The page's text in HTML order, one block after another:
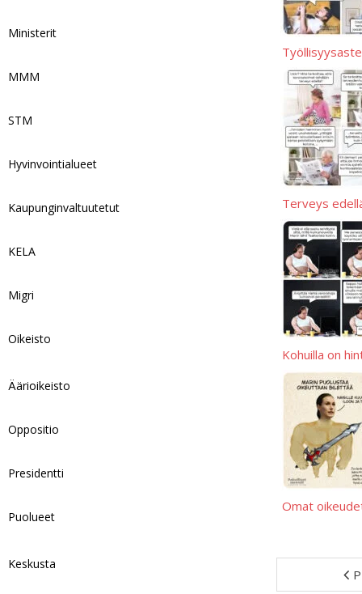
Terveys
Kohuilla on
Omat
Ministerit
MMM
STM
Hyvinvointialueet
Kaupunginvaltuutetut
KELA
Migri
Oikeisto
Äärioikeisto
Oppositio
Presidentti
Puolueet
Keskusta